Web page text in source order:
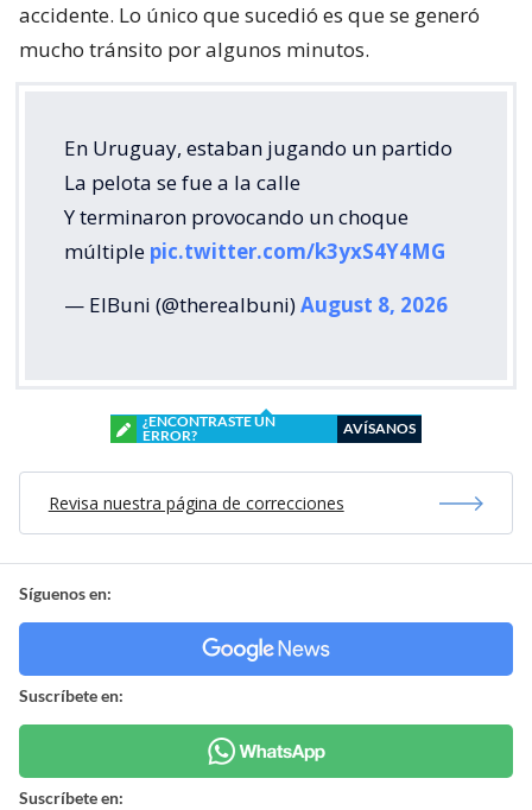
accidente. Lo único que sucedió es que se generó
mucho tránsito por algunos minutos.
En Uruguay, estaban jugando un partido
La pelota se fue a la calle
Y terminaron provocando un choque
múltiple pic.twitter.com/k3yxS4Y4MG
— ElBuni (@therealbuni)August 8, 2026
¿ENCONTRASTE UN
ERROR?
AVÍSANOS
Revisa nuestra página de correcciones
Síguenos en:
Suscríbete en:
Suscríbete en: